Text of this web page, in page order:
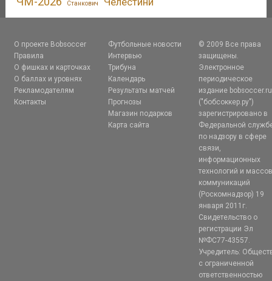
Станкович
О проекте Bobsoccer
Правила
О фишках и карточках
О баллах и уровнях
Рекламодателям
Контакты
Футбольные новости
Интервью
Трибуна
Календарь
Результаты матчей
Прогнозы
Магазин подарков
Карта сайта
© 2009 Все права
защищены.
Электронное
периодическое
издание bobsoccer.ru
("бобсоккер.ру")
зарегистрировано в
Федеральной
по надзору в сфере
связи,
информационных
технологий и
коммуникаций
(Роскомнадзор) 19
января 2011г.
Свидетельство о
регистрации Эл
№ФС77-43557.
Учредитель:
с ограниченной
ответственностью